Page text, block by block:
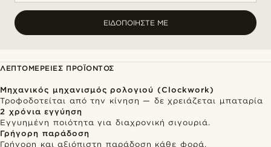
ΕΙΔΟΠΟΙΉΣΤΕ ΜΕ
ΛΕΠΤΟΜΈΡΕΙΕΣ ΠΡΟΪΌΝΤΟΣ
Μηχανικός μηχανισμός ρολογιού (Clockwork)
Τροφοδοτείται από την κίνηση — δε χρειάζεται μπαταρία
2 χρόνια εγγύηση
Εγγυημένη ποιότητα για διαχρονική σιγουριά.
Γρήγορη παράδοση
Γρήγορη και αξιόπιστη παράδοση κάθε φορά.